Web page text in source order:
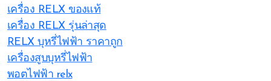
เครื่อง RELX ของแท้
เครื่อง RELX รุ่นล่าสุด
RELX บุหรี่ไฟฟ้า ราคาถูก
เครื่องสูบบุหรี่ไฟฟ้า
พอตไฟฟ้า relx